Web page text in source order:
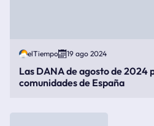
elTiempo 19 ago 2024
Las DANA de agosto de 2024
comunidades de España